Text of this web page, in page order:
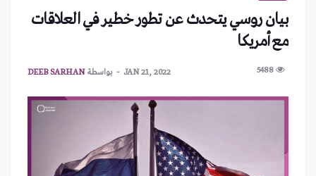
بيان روسي يتحدث عن تطور خطير في العلاقات
مع أمريكا
5488
JAN 21, 2022 بواسطةDEEB SARHAN